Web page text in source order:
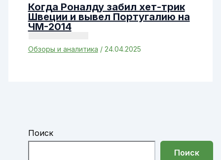
Когда Роналду забил хет-трик
Швеции и вывел Португалию на
ЧМ-2014
Обзоры и аналитика / 24.04.2025
Поиск
Поиск